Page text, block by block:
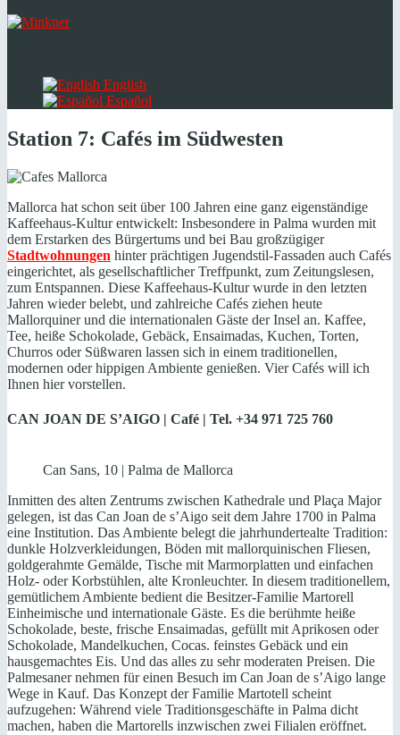
English
Español
Station 7: Cafés im Südwesten
Mallorca hat schon seit über 100 Jahren eine ganz eigenständige
Kaffeehaus-Kultur entwickelt: Insbesondere in Palma wurden mit
dem Erstarken des Bürgertums und bei Bau großzügiger
Stadtwohnungen hinter prächtigen Jugendstil-Fassaden auch Cafés
eingerichtet, als gesellschaftlicher Treffpunkt, zum Zeitungslesen,
zum Entspannen. Diese Kaffeehaus-Kultur wurde in den letzten
Jahren wieder belebt, und zahlreiche Cafés ziehen heute
Mallorquiner und die internationalen Gäste der Insel an. Kaffee,
Tee, heiße Schokolade, Gebäck, Ensaimadas, Kuchen, Torten,
Churros oder Süßwaren lassen sich in einem traditionellen,
modernen oder hippigen Ambiente genießen. Vier Cafés will ich
Ihnen hier vorstellen.
CAN JOAN DE S’AIGO | Café | Tel. +34 971 725 760
Can Sans, 10 | Palma de Mallorca
Inmitten des alten Zentrums zwischen Kathedrale und Plaça Major
gelegen, ist das Can Joan de s’Aigo seit dem Jahre 1700 in Palma
eine Institution. Das Ambiente belegt die jahrhundertealte Tradition:
dunkle Holzverkleidungen, Böden mit mallorquinischen Fliesen,
goldgerahmte Gemälde, Tische mit Marmorplatten und einfachen
Holz- oder Korbstühlen, alte Kronleuchter. In diesem traditionellem,
gemütlichem Ambiente bedient die Besitzer-Familie Martorell
Einheimische und internationale Gäste. Es die berühmte heiße
Schokolade, beste, frische Ensaimadas, gefüllt mit Aprikosen oder
Schokolade, Mandelkuchen, Cocas. feinstes Gebäck und ein
hausgemachtes Eis. Und das alles zu sehr moderaten Preisen. Die
Palmesaner nehmen für einen Besuch im Can Joan de s’Aigo lange
Wege in Kauf. Das Konzept der Familie Martotell scheint
aufzugehen: Während viele Traditionsgeschäfte in Palma dicht
machen, haben die Martorells inzwischen zwei Filialen eröffnet.